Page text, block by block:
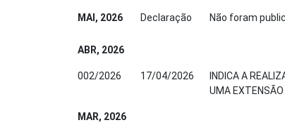
MAI, 2026 Declaração Não foram
ABR, 2026
002/2026 17/04/2026
INDICA A
UMA
MAR, 2026